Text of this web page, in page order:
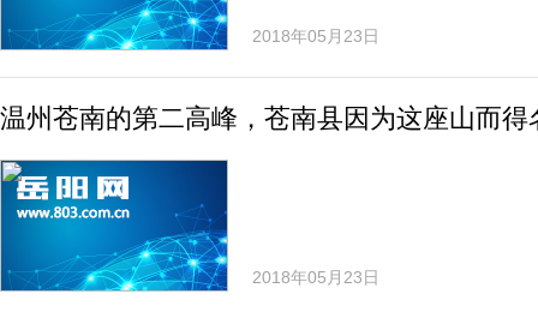
2018年05月23日
温州苍南的第二高峰，苍南县因为这座山而得
2018年05月23日